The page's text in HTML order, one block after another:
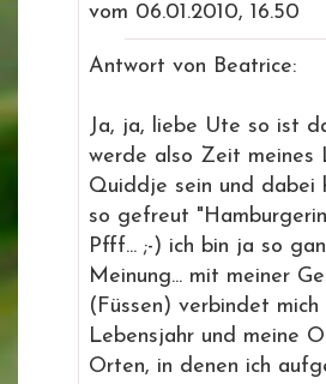
vom 06.01.2010, 16.50
Antwort von Beatrice:
Ja, ja, liebe Ute so ist
werde also Zeit meines
Quiddje sein und dabei
so gefreut
Pfff... ;-) ich bin ja so
Meinung... mit meiner
(Füssen) verbindet mich
Lebensjahr und meine
Orten, in denen ich